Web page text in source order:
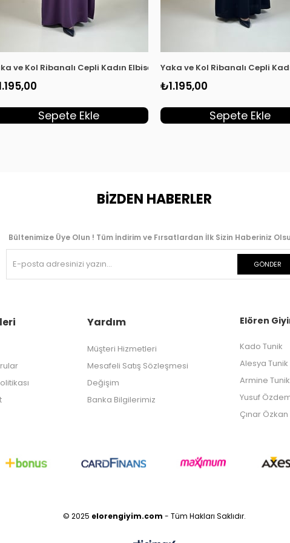
KADO 251292
ve Kol Ribanalı Cepli Kadın Elbise Mor KADO 251292
Sepete Ekle
Yaka ve Kol Ribanalı Cepli
₺1.195,00
Sepete Ekle
BİZDEN HABERLER
Bültenimize Üye Olun ! Tüm İndirim ve Fırsatlardan İlk Sizin Haberiniz
GÖNDER
Yardım
Müşteri Hizmetleri
Mesafeli Satış Sözleşmesi
Değişim
Banka Bilgilerimiz
Elören
Kado Tunik
Alesya Tunik
Armine Tunik
Yusuf
Çınar Özkan
© 2025 elorengiyim.com - Tüm Hakları Saklıdır.